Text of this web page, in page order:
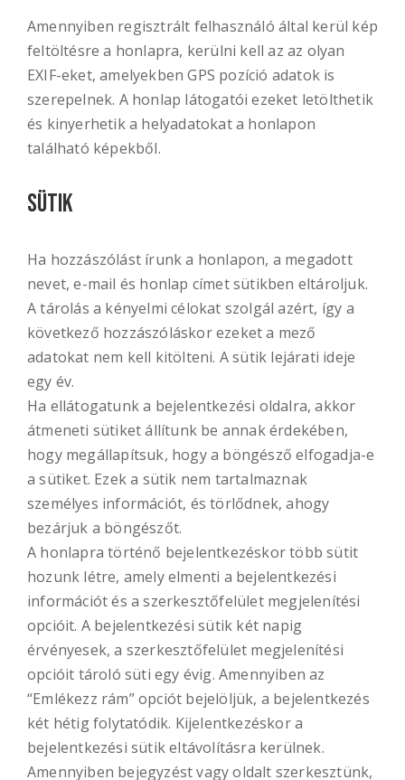
Amennyiben regisztrált felhasználó által kerül kép
feltöltésre a honlapra, kerülni kell az az olyan
EXIF-eket, amelyekben GPS pozíció adatok is
szerepelnek. A honlap látogatói ezeket letölthetik
és kinyerhetik a helyadatokat a honlapon
található képekből.
Sütik
Ha hozzászólást írunk a honlapon, a megadott
nevet, e-mail és honlap címet sütikben eltároljuk.
A tárolás a kényelmi célokat szolgál azért, így a
következő hozzászóláskor ezeket a mező
adatokat nem kell kitölteni. A sütik lejárati ideje
egy év.
Ha ellátogatunk a bejelentkezési oldalra, akkor
átmeneti sütiket állítunk be annak érdekében,
hogy megállapítsuk, hogy a böngésző elfogadja-e
a sütiket. Ezek a sütik nem tartalmaznak
személyes információt, és törlődnek, ahogy
bezárjuk a böngészőt.
A honlapra történő bejelentkezéskor több sütit
hozunk létre, amely elmenti a bejelentkezési
információt és a szerkesztőfelület megjelenítési
opcióit. A bejelentkezési sütik két napig
érvényesek, a szerkesztőfelület megjelenítési
opcióit tároló süti egy évig. Amennyiben az
“Emlékezz rám” opciót bejelöljük, a bejelentkezés
két hétig folytatódik. Kijelentkezéskor a
bejelentkezési sütik eltávolításra kerülnek.
Amennyiben bejegyzést vagy oldalt szerkesztünk,